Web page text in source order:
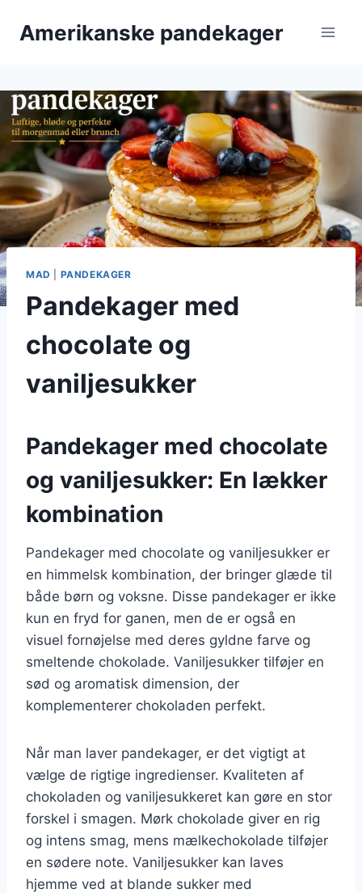
Amerikanske pandekager
MAD PANDEKAGER
Pandekager med
chocolate og
vaniljesukker
Pandekager med chocolate
og vaniljesukker: En lækker
kombination
Pandekager med chocolate og vaniljesukker er
en himmelsk kombination, der bringer glæde til
både børn og voksne. Disse pandekager er ikke
kun en fryd for ganen, men de er også en
visuel fornøjelse med deres gyldne farve og
smeltende chokolade. Vaniljesukker tilføjer en
sød og aromatisk dimension, der
komplementerer chokoladen perfekt.
Når man laver pandekager, er det vigtigt at
vælge de rigtige ingredienser. Kvaliteten af
chokoladen og vaniljesukkeret kan gøre en stor
forskel i smagen. Mørk chokolade giver en rig
og intens smag, mens mælkechokolade tilføjer
en sødere note. Vaniljesukker kan laves
hjemme ved at blande sukker med